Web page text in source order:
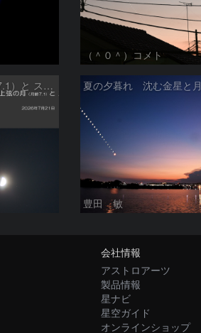
（＾０＾）コメト
上弦の月（月齢 7.1）と スピカ
豊田 敏
会社情報
アストロアーツ
製品情報
星ナビ
星空ガイド
オンラインショップ